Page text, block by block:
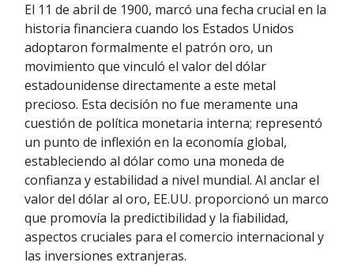
El 11 de abril de 1900, marcó una fecha crucial en la
historia financiera cuando los Estados Unidos
adoptaron formalmente el patrón oro, un
movimiento que vinculó el valor del dólar
estadounidense directamente a este metal
precioso. Esta decisión no fue meramente una
cuestión de política monetaria interna; representó
un punto de inflexión en la economía global,
estableciendo al dólar como una moneda de
confianza y estabilidad a nivel mundial. Al anclar el
valor del dólar al oro, EE.UU. proporcionó un marco
que promovía la predictibilidad y la fiabilidad,
aspectos cruciales para el comercio internacional y
las inversiones extranjeras.